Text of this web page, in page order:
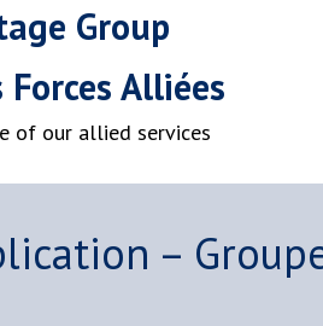
Group
Alliées
of our allied services
–